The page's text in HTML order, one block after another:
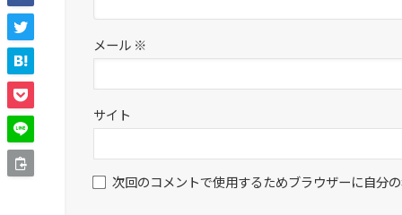
メール ※
サイト
次回のコメントで使用するためブラウザーに自分